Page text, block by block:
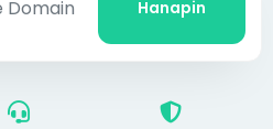
Hanapin